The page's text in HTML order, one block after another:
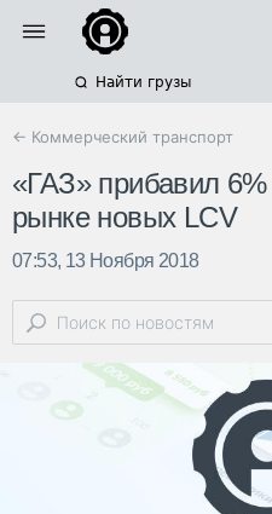
Найти грузы
← Коммерческий транспорт
«ГАЗ» прибавил
рынке новых LCV
07:53, 13 Ноября 2018